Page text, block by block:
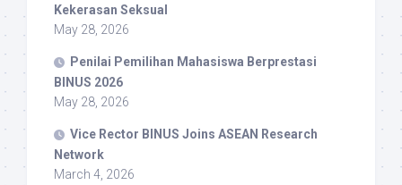
Kekerasan Seksual
May 28, 2026
Penilai Pemilihan Mahasiswa Berprestasi
BINUS 2026
May 28, 2026
Vice Rector BINUS Joins ASEAN Research
Network
March 4, 2026